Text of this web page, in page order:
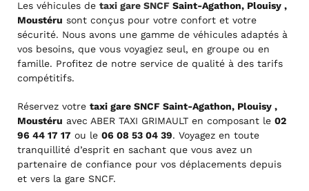
Les véhicules de taxi gare SNCF Saint-Agathon, Plouisy ,
Moustéru sont conçus pour votre confort et votre
sécurité. Nous avons une gamme de véhicules adaptés à
vos besoins, que vous voyagiez seul, en groupe ou en
famille. Profitez de notre service de qualité à des tarifs
compétitifs.
Réservez votre taxi gare SNCF Saint-Agathon, Plouisy ,
Moustéru avec ABER TAXI GRIMAULT en composant le 02
96 44 17 17 ou le 06 08 53 04 39. Voyagez en toute
tranquillité d’esprit en sachant que vous avez un
partenaire de confiance pour vos déplacements depuis
et vers la gare SNCF.